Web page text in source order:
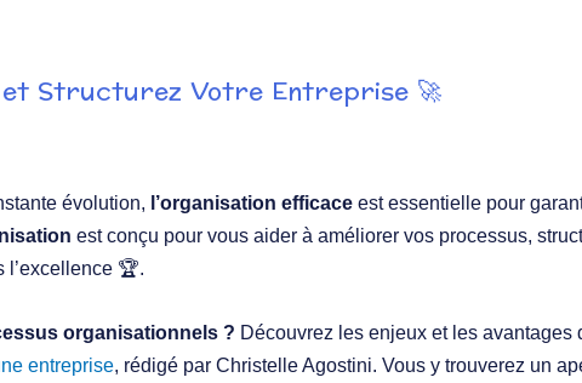
Structurez Votre Entreprise 🚀
évolution, l’organisation efficace est essentielle pour
est conçu pour vous aider à améliorer vos processus,
l’excellence 🏆.
organisationnels ? Découvrez les enjeux et les avantages
entreprise, rédigé par Christelle Agostini. Vous y trouverez un